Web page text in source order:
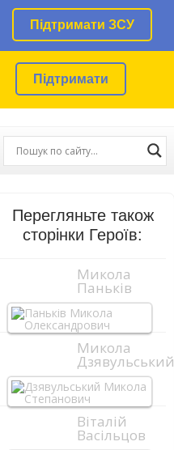
Підтримати ЗСУ
Підтримати
Перегляньте також
сторінки Героїв:
Микола
Паньків
Микола
Дзявульський
Віталій
Васільцов